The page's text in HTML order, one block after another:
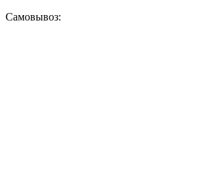
Самовывоз: